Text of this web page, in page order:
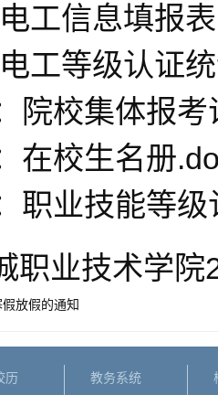
工信息填报
工等级认证
院校集体报
在校生名册
职业技能等
职业技术学
放假的通知
历
教务系统